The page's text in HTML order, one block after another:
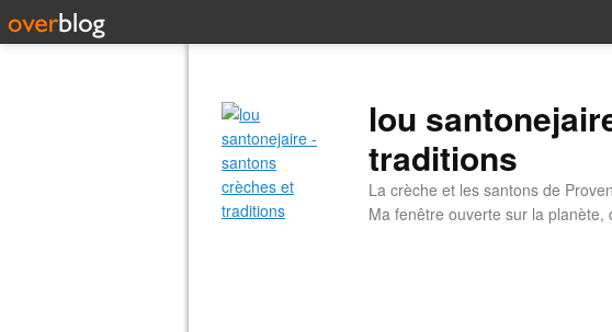
lou
traditions
La crèche et les santons de
Ma fenêtre ouverte sur la